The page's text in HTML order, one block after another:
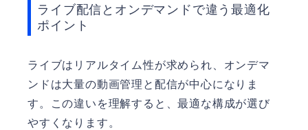
ライブ配信とオンデマンドで違う最適化
ポイント
ライブはリアルタイム性が求められ、オンデマ
ンドは大量の動画管理と配信が中心になりま
す。この違いを理解すると、最適な構成が選び
やすくなります。